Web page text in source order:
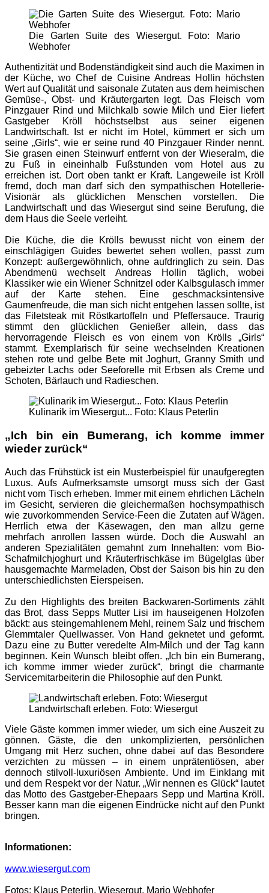
Die Garten Suite des Wiesergut. Foto: Mario
Webhofer
Authentizität und Bodenständigkeit sind auch die Maximen in
der Küche, wo Chef de Cuisine Andreas Hollin höchsten
Wert auf Qualität und saisonale Zutaten aus dem heimischen
Gemüse-, Obst- und Kräutergarten legt. Das Fleisch vom
Pinzgauer Rind und Milchkalb sowie Milch und Eier liefert
Gastgeber Kröll höchstselbst aus seiner eigenen
Landwirtschaft. Ist er nicht im Hotel, kümmert er sich um
seine „Girls“, wie er seine rund 40 Pinzgauer Rinder nennt.
Sie grasen einen Steinwurf entfernt von der Wieseralm, die
zu Fuß in eineinhalb Fußstunden vom Hotel aus zu
erreichen ist. Dort oben tankt er Kraft. Langeweile ist Kröll
fremd, doch man darf sich den sympathischen Hotellerie-
Visionär als glücklichen Menschen vorstellen. Die
Landwirtschaft und das Wiesergut sind seine Berufung, die
dem Haus die Seele verleiht.
Die Küche, die die Krölls bewusst nicht von einem der
einschlägigen Guides bewertet sehen wollen, passt zum
Konzept: außergewöhnlich, ohne aufdringlich zu sein. Das
Abendmenü wechselt Andreas Hollin täglich, wobei
Klassiker wie ein Wiener Schnitzel oder Kalbsgulasch immer
auf der Karte stehen. Eine geschmacksintensive
Gaumenfreude, die man sich nicht entgehen lassen sollte, ist
das Filetsteak mit Röstkartoffeln und Pfeffersauce. Traurig
stimmt den glücklichen Genießer allein, dass das
hervorragende Fleisch es von einem von Krölls „Girls“
stammt. Exemplarisch für seine wechselnden Kreationen
stehen rote und gelbe Bete mit Joghurt, Granny Smith und
gebeizter Lachs oder Seeforelle mit Erbsen als Creme und
Schoten, Bärlauch und Radieschen.
Kulinarik im Wiesergut... Foto: Klaus Peterlin
„Ich bin ein Bumerang, ich komme immer
wieder zurück“
Auch das Frühstück ist ein Musterbeispiel für unaufgeregten
Luxus. Aufs Aufmerksamste umsorgt muss sich der Gast
nicht vom Tisch erheben. Immer mit einem ehrlichen Lächeln
im Gesicht, servieren die gleichermaßen hochsympathisch
wie zuvorkommenden Service-Feen die Zutaten auf Wägen.
Herrlich etwa der Käsewagen, den man allzu gerne
mehrfach anrollen lassen würde. Doch die Auswahl an
anderen Spezialitäten gemahnt zum Innehalten: vom Bio-
Schafmilchjoghurt und Kräuterfrischkäse im Bügelglas über
hausgemachte Marmeladen, Obst der Saison bis hin zu den
unterschiedlichsten Eierspeisen.
Zu den Highlights des breiten Backwaren-Sortiments zählt
das Brot, dass Sepps Mutter Lisi im hauseigenen Holzofen
bäckt: aus steingemahlenem Mehl, reinem Salz und frischem
Glemmtaler Quellwasser. Von Hand geknetet und geformt.
Dazu eine zu Butter veredelte Alm-Milch und der Tag kann
beginnen. Kein Wunsch bleibt offen. „Ich bin ein Bumerang,
ich komme immer wieder zurück“, bringt die charmante
Servicemitarbeiterin die Philosophie auf den Punkt.
Landwirtschaft erleben. Foto: Wiesergut
Viele Gäste kommen immer wieder, um sich eine Auszeit zu
gönnen. Gäste, die den unkomplizierten, persönlichen
Umgang mit Herz suchen, ohne dabei auf das Besondere
verzichten zu müssen – in einem unprätentiösen, aber
dennoch stilvoll-luxuriösen Ambiente. Und im Einklang mit
und dem Respekt vor der Natur. „Wir nennen es Glück“ lautet
das Motto des Gastgeber-Ehepaars Sepp und Martina Kröll.
Besser kann man die eigenen Eindrücke nicht auf den Punkt
bringen.
Informationen:
www.wiesergut.com
Fotos: Klaus Peterlin, Wiesergut, Mario Webhofer